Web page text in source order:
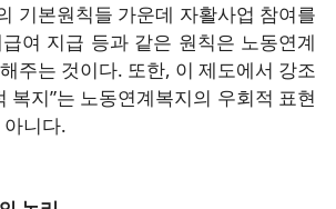
기본원칙들 가운데 자활사업 참여를
여 지급 등과 같은 원칙은 노동연계
주는 것이다. 또한, 이 제도에서 강조
복지”는 노동연계복지의 우회적 표현
니다.